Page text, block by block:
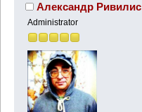
Александр Ривилис
Administrator